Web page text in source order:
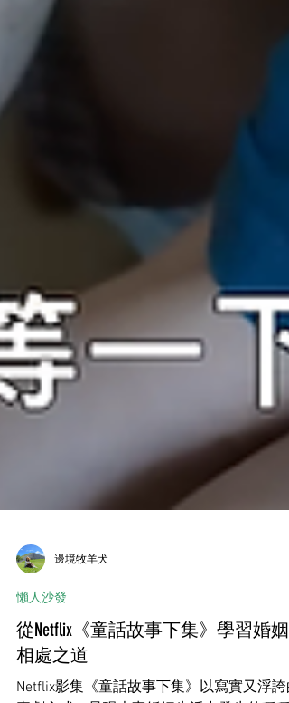
邊境牧羊犬
懶人沙發
從Netflix《童話故事下集》學習婚姻